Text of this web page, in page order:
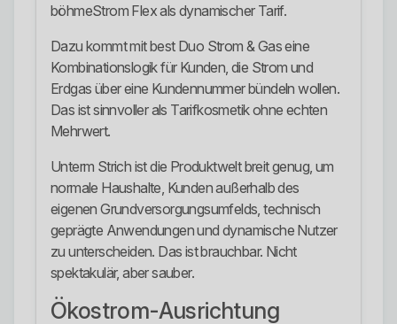
böhmeStrom Flex als dynamischer Tarif.
Dazu kommt mit best Duo Strom & Gas eine
Kombinationslogik für Kunden, die Strom und
Erdgas über eine Kundennummer bündeln wollen.
Das ist sinnvoller als Tarifkosmetik ohne echten
Mehrwert.
Unterm Strich ist die Produktwelt breit genug, um
normale Haushalte, Kunden außerhalb des
eigenen Grundversorgungsumfelds, technisch
geprägte Anwendungen und dynamische Nutzer
zu unterscheiden. Das ist brauchbar. Nicht
spektakulär, aber sauber.
Ökostrom-Ausrichtung